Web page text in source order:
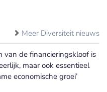
Meer Diversiteit nieuws
van de financieringskloof is
maar ook essentieel
economische groei’